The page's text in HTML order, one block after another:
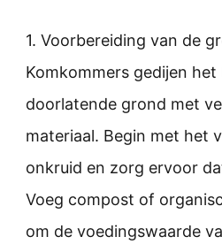
1. Voorbereiding van de
Komkommers gedijen
doorlatende grond met
materiaal. Begin met het
onkruid en zorg ervoor
Voeg compost of
om de voedingswaarde